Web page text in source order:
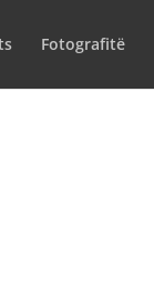
Fotografitë